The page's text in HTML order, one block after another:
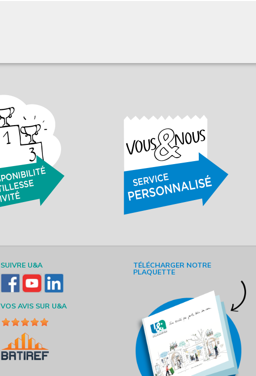
SUIVRE U&A
VOS AVIS SUR U&A
TÉLÉCHARGER NOTRE
PLAQUETTE